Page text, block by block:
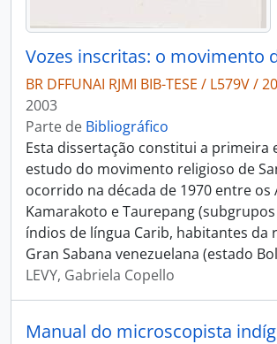
BR DFFUNAI RJMI BIB-TESE / L579V /
2003
Parte de Bibliográfico
Esta dissertação constitui a primeira
estudo do movimento religioso de
ocorrido na década de 1970 entre os
Kamarakoto e Taurepang
índios de língua Carib, habitantes da
Gran Sabana venezuelana (estado
LEVY, Gabriela Copello